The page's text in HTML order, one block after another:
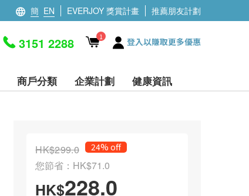
簡 EN EVERJOY 獎賞計畫 推薦朋友計劃
3151 2288 1 登入以賺取更多優惠
商戶分類 企業計劃 健康資訊
HK$299.0 24% off
您節省：HK$71.0
HK$228.0